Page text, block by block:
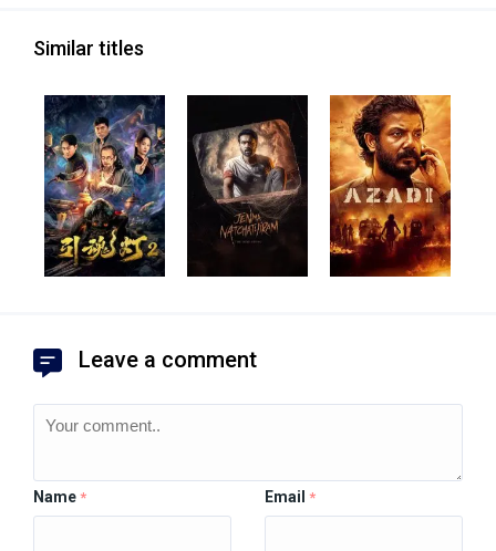
Similar titles
Leave a comment
Name * Email *